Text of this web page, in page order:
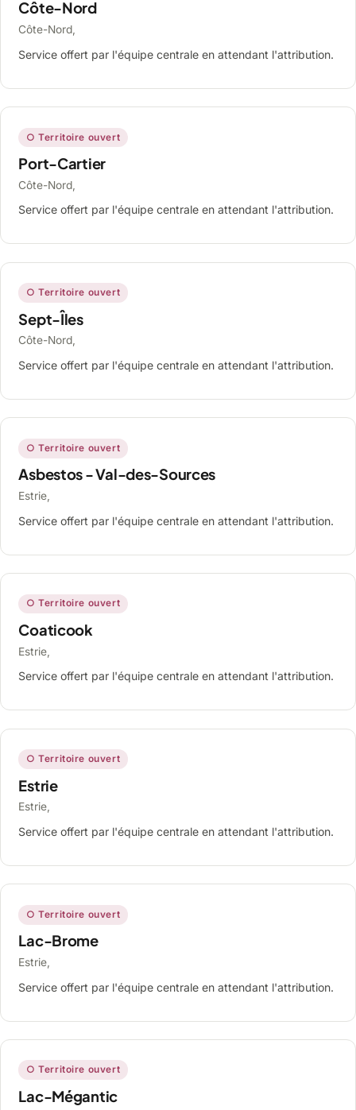
Côte-Nord
Côte-Nord,
Service offert par l'équipe centrale en attendant l'attribution.
○ Territoire ouvert
Port-Cartier
Côte-Nord,
Service offert par l'équipe centrale en attendant l'attribution.
○ Territoire ouvert
Sept-Îles
Côte-Nord,
Service offert par l'équipe centrale en attendant l'attribution.
○ Territoire ouvert
Asbestos - Val-des-Sources
Estrie,
Service offert par l'équipe centrale en attendant l'attribution.
○ Territoire ouvert
Coaticook
Estrie,
Service offert par l'équipe centrale en attendant l'attribution.
○ Territoire ouvert
Estrie
Estrie,
Service offert par l'équipe centrale en attendant l'attribution.
○ Territoire ouvert
Lac-Brome
Estrie,
Service offert par l'équipe centrale en attendant l'attribution.
○ Territoire ouvert
Lac-Mégantic